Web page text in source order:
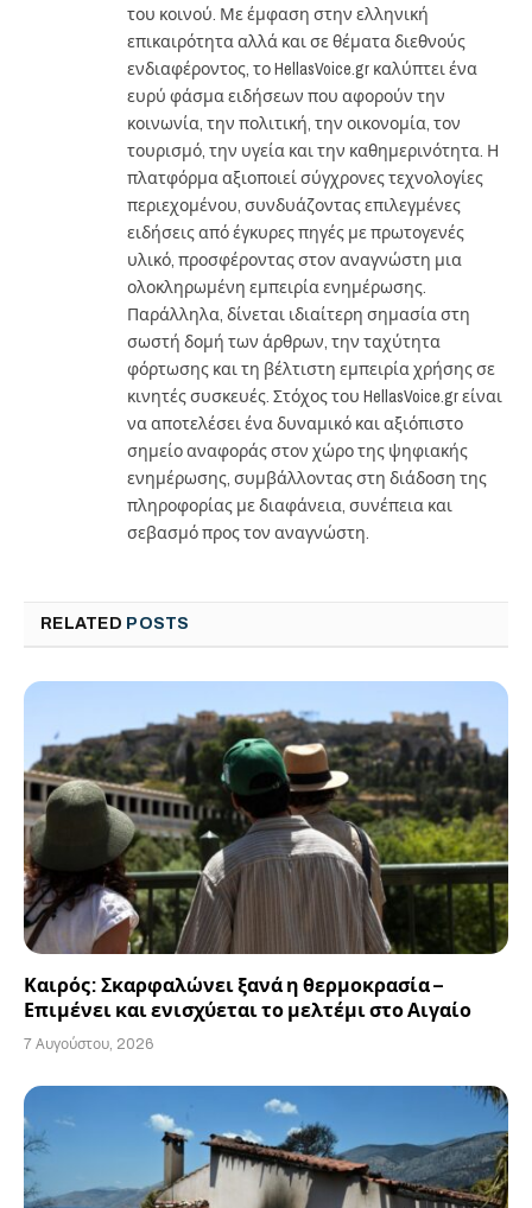
του κοινού. Με έμφαση στην ελληνική
επικαιρότητα αλλά και σε θέματα διεθνούς
ενδιαφέροντος, το HellasVoice.gr καλύπτει ένα
ευρύ φάσμα ειδήσεων που αφορούν την
κοινωνία, την πολιτική, την οικονομία, τον
τουρισμό, την υγεία και την καθημερινότητα. Η
πλατφόρμα αξιοποιεί σύγχρονες τεχνολογίες
περιεχομένου, συνδυάζοντας επιλεγμένες
ειδήσεις από έγκυρες πηγές με πρωτογενές
υλικό, προσφέροντας στον αναγνώστη μια
ολοκληρωμένη εμπειρία ενημέρωσης.
Παράλληλα, δίνεται ιδιαίτερη σημασία στη
σωστή δομή των άρθρων, την ταχύτητα
φόρτωσης και τη βέλτιστη εμπειρία χρήσης σε
κινητές συσκευές. Στόχος του HellasVoice.gr είναι
να αποτελέσει ένα δυναμικό και αξιόπιστο
σημείο αναφοράς στον χώρο της ψηφιακής
ενημέρωσης, συμβάλλοντας στη διάδοση της
πληροφορίας με διαφάνεια, συνέπεια και
σεβασμό προς τον αναγνώστη.
RELATED POSTS
Καιρός: Σκαρφαλώνει ξανά η θερμοκρασία –
Επιμένει και ενισχύεται το μελτέμι στο Αιγαίο
7 Αυγούστου, 2026